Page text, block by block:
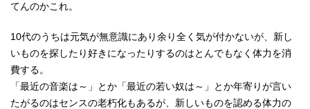
てんのかこれ。
10代のうちは元気が無意識にあり余り全く気が付かないが、新し
いものを探したり好きになったりするのはとんでもなく体力を消
費する。
「最近の音楽は～」とか「最近の若い奴は～」とか年寄りが言い
たがるのはセンスの老朽化もあるが、新しいものを認める体力の